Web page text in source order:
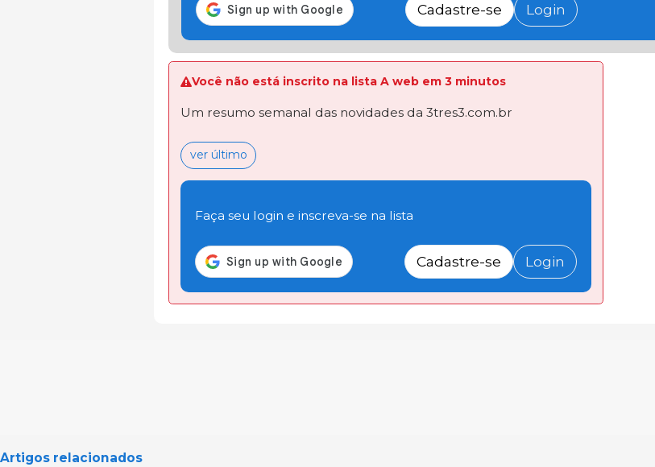
Cadastre-se Login
Você não está inscrito na lista A web em 3 minutos
Um resumo semanal das novidades da 3tres3.com.br
ver último
Faça seu login e inscreva-se na lista
Cadastre-se Login
Artigos relacionados